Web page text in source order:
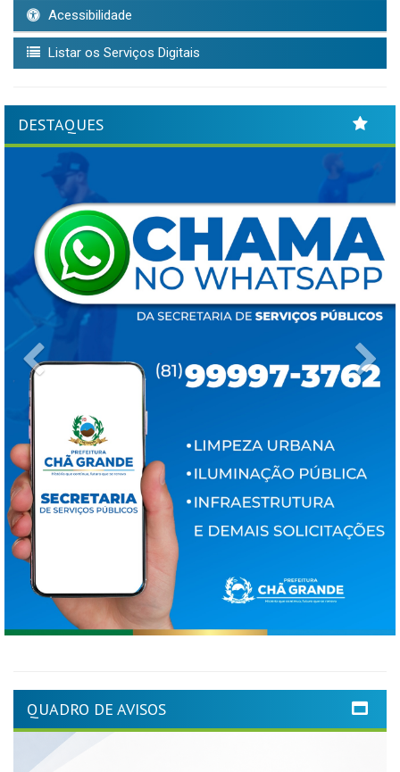
Acessibilidade
Listar os Serviços Digitais
DESTAQUES
QUADRO DE AVISOS